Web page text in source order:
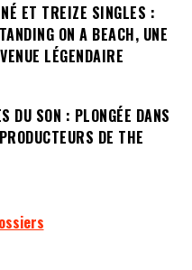
ET TREIZE SINGLES :
ON A BEACH, UNE
LÉGENDAIRE
DU SON : PLONGÉE DANS
DE THE